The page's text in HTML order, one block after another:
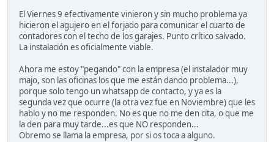
El Viernes 9 efectivamente vinieron y sin mucho problema ya
hicieron el agujero en el forjado para comunicar el cuarto de
contadores con el techo de los garajes. Punto crítico salvado.
La instalación es oficialmente viable.
Ahora me estoy "pegando" con la empresa (el instalador muy
majo, son las oficinas los que me están dando problema...),
porque solo tengo un whatsapp de contacto, y ya es la
segunda vez que ocurre (la otra vez fue en Noviembre) que les
hablo y no me responden. No es que no me den cita, o que me
la den para muy tarde...es que NO responden...
Obremo se llama la empresa, por si os toca a alguno.